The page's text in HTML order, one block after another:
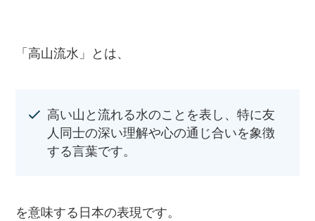
「高山流水」とは、
高い山と流れる水のことを表し、特に友
人同士の深い理解や心の通じ合いを象徴
する言葉です。
を意味する日本の表現です。